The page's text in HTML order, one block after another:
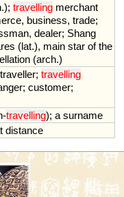
.); travelling merchant
, business, trade;
, dealer; Shang
(lat.), main star of the
(arch.)
traveller; travelling
; customer;
-travelling); a surname
distance